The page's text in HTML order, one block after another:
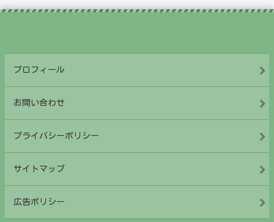
プロフィール
お問い合わせ
プライバシーポリシー
サイトマップ
広告ポリシー